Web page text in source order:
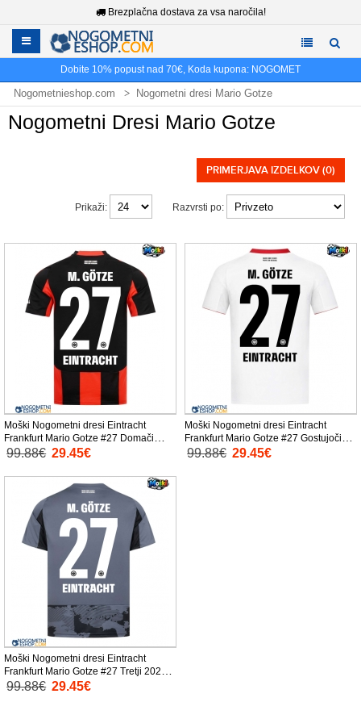
Brezplačna dostava za vsa naročila!
Dobite 10% popust nad 70€, Koda kupona: NOGOMET
Nogometnieshop.com Nogometni dresi Mario Gotze
Nogometni Dresi Mario Gotze
PRIMERJAVA IZDELKOV (0)
Razvrsti po:
Prikaži:
Moški Nogometni dresi Eintracht
Frankfurt Mario Gotze #27 Domači
2025-26 Kratek Rokav
99.88€ 29.45€
Moški Nogometni dresi Eintracht
Frankfurt Mario Gotze #27 Gostujoči
2025-26 Kratek Rokav
99.88€ 29.45€
Moški Nogometni dresi Eintracht
Frankfurt Mario Gotze #27 Tretji 2025-
26 Kratek Rokav
99.88€ 29.45€